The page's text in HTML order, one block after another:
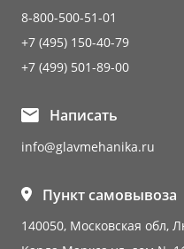
8-800-500-51-01
+7 (495) 150-40-79
+7 (499) 501-89-00
Написать
info@glavmehanika.ru
Пункт самовывоза
140050, Московская обл,